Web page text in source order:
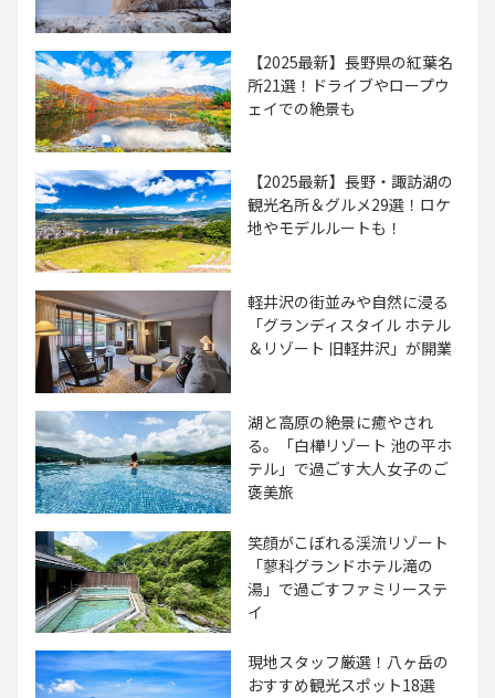
【2025最新】長野県の紅葉名
所21選！ドライブやロープウ
ェイでの絶景も
【2025最新】長野・諏訪湖の
観光名所＆グルメ29選！ロケ
地やモデルルートも！
軽井沢の街並みや自然に浸る
「グランディスタイル ホテル
＆リゾート 旧軽井沢」が開業
湖と高原の絶景に癒やされ
る。「白樺リゾート 池の平ホ
テル」で過ごす大人女子のご
褒美旅
笑顔がこぼれる渓流リゾート
「蓼科グランドホテル滝の
湯」で過ごすファミリーステ
イ
現地スタッフ厳選！八ヶ岳の
おすすめ観光スポット18選